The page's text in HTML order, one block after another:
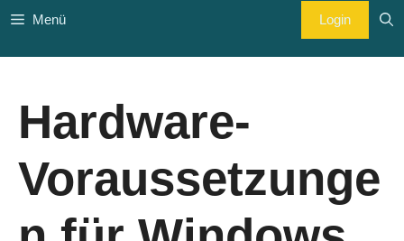
Zum
springen
Menü Login
Hardware-
Voraussetzunge